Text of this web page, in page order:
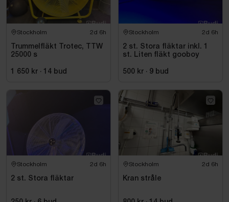
Stockholm 2d 6h
Trummelfläkt Trotec, TTW
25000 s
1 650 kr · 14 bud
Stockholm 2d 6h
2 st. Stora fläktar inkl. 1
st. Liten fläkt gooboy
500 kr · 9 bud
Stockholm 2d 6h
2 st. Stora fläktar
Stockholm 2d 6h
Kran stråle